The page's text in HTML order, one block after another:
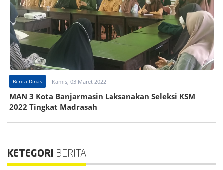
Berita Dinas Kamis, 03 Maret 2022
MAN 3 Kota Banjarmasin Laksanakan Seleksi KSM
2022 Tingkat Madrasah
KETEGORI BERITA